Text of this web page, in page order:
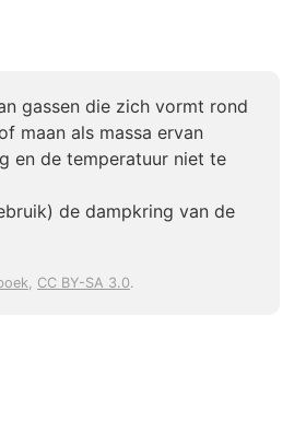
gassen die zich vormt rond
maan als massa ervan
en de temperatuur niet te
de dampkring van de
, CC BY-SA 3.0.